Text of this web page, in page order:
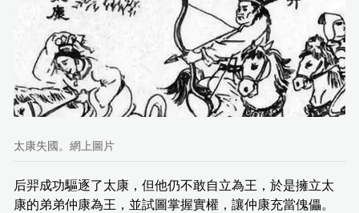
太康失國。網上圖片
后羿成功驅逐了太康，但他仍不敢自立為王，於是擁立太
康的弟弟仲康為王，並試圖掌握實權，讓仲康充當傀儡。